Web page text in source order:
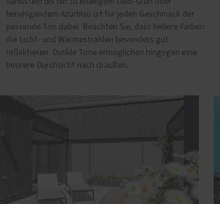
beruhigendem Azurblau ist für jeden Geschmack der
passende Ton dabei. Beachten Sie, dass hellere Farben
die Licht- und Wärmestrahlen besonders gut
reflektieren. Dunkle Töne ermöglichen hingegen eine
bessere Durchsicht nach draußen.